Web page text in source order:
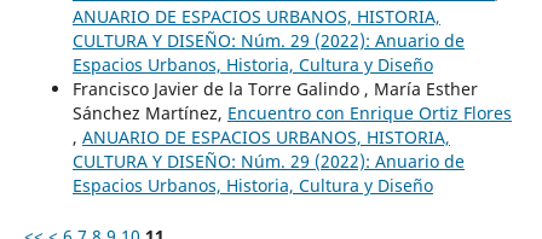
ANUARIO DE ESPACIOS URBANOS, HISTORIA,
CULTURA Y DISEÑO: Núm. 29 (2022): Anuario de
Espacios Urbanos, Historia, Cultura y Diseño
Francisco Javier de la Torre Galindo , María Esther
Sánchez Martínez, Encuentro con Enrique Ortiz Flores
, ANUARIO DE ESPACIOS URBANOS, HISTORIA,
CULTURA Y DISEÑO: Núm. 29 (2022): Anuario de
Espacios Urbanos, Historia, Cultura y Diseño